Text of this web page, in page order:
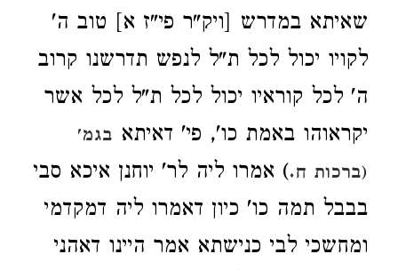
שאיתא במדרש [ויק"ר פי"ז א] טוב ה'
לקויו יכול לכל ת"ל לנפש תדרשנו קרוב
ה' לכל קוראיו יכול לכל ת"ל לכל אשר
יקראוהו באמת כו', פי' דאיתא בגמ'
(ברכות ח.) אמרו ליה לר' יוחנן איכא סבי
בבבל תמה כו' כיון דאמרו ליה דמקדמי
ומחשכי לבי כנישתא אמר היינו דאהני